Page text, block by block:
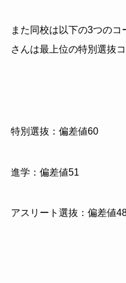
また同校は以下の3つの
さんは最上位の特別選抜
特別選抜：偏差値60
進学：偏差値51
アスリート選抜：偏差値